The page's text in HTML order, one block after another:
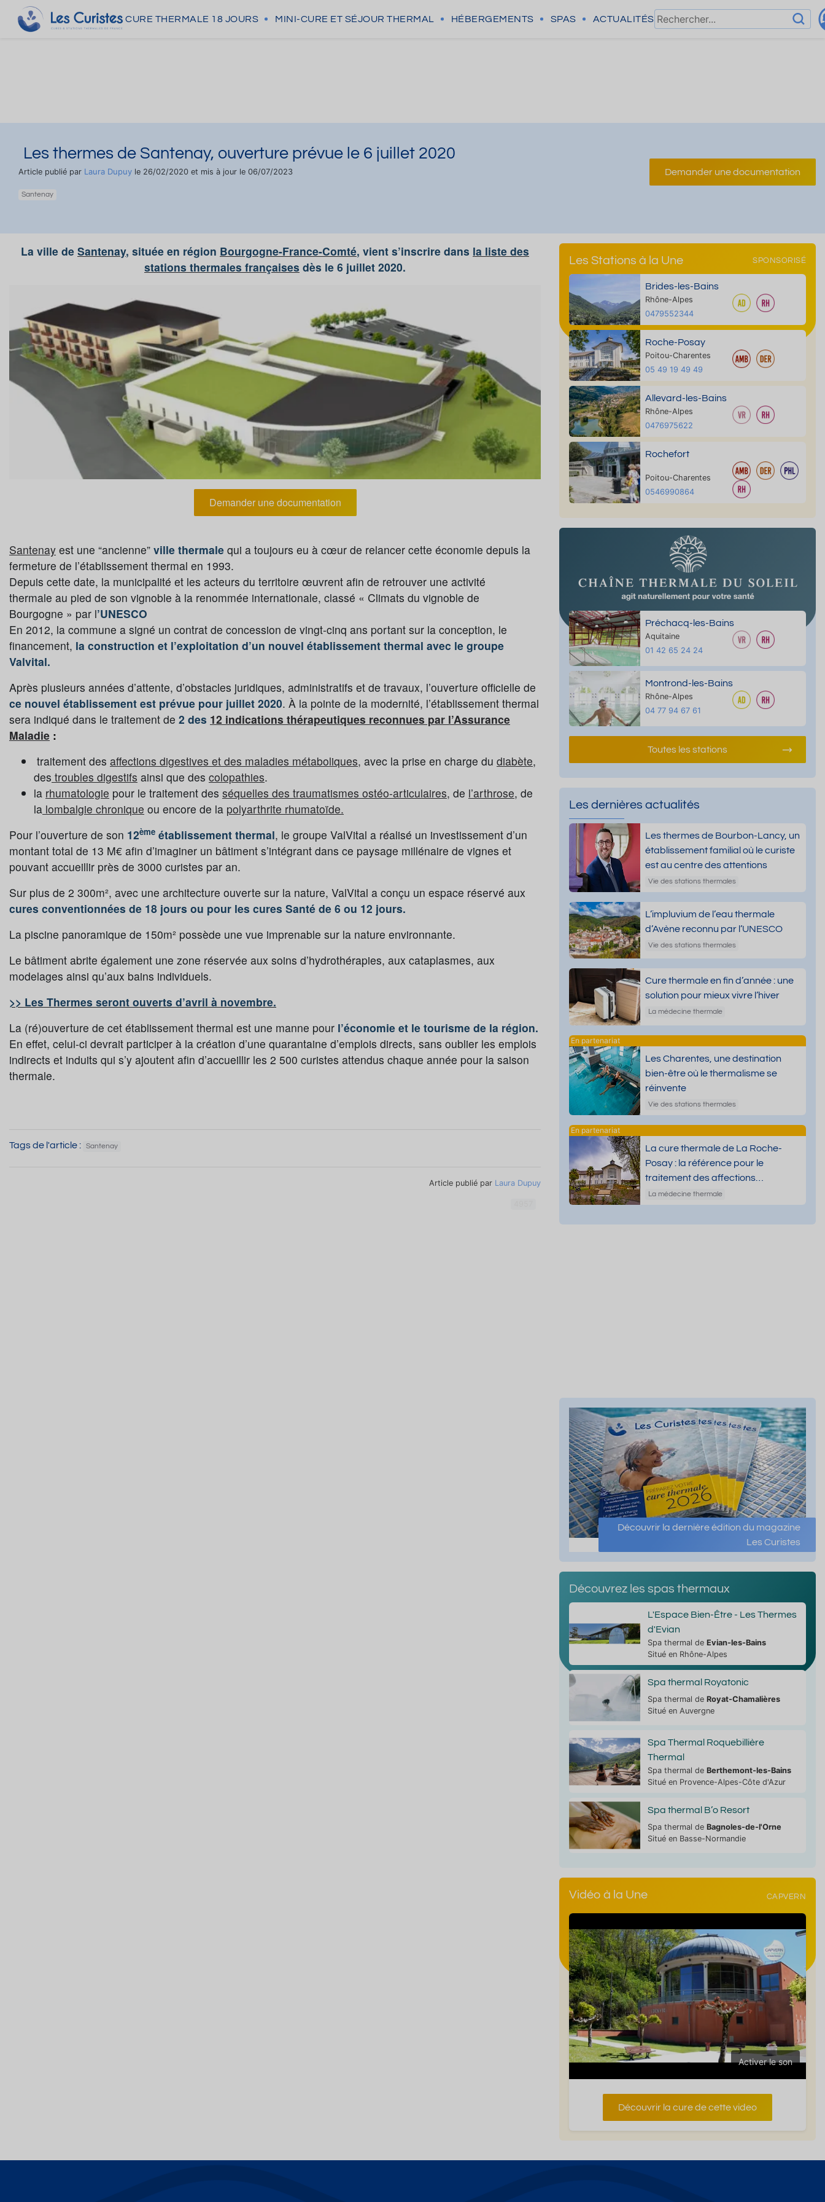
CURE THERMALE 18 JOURS MINI-CURE ET SÉJOUR THERMAL HÉBERGEMENTS SPAS ACTUALITÉS
Les thermes de Santenay, ouverture prévue le 6 juillet 2020
Article publié par Laura Dupuy le 26/02/2020 et mis à jour le 06/07/2023
Santenay
Demander une documentation
La ville de Santenay, située en région Bourgogne-France-Comté, vient s’inscrire dans la liste des
stations thermales françaises dès le 6 juillet 2020.
Demander une documentation
Santenay est une “ancienne” ville thermale qui a toujours eu à cœur de relancer cette économie depuis la
fermeture de l’établissement thermal en 1993.
Depuis cette date, la municipalité et les acteurs du territoire œuvrent afin de retrouver une activité
thermale au pied de son vignoble à la renommée internationale, classé « Climats du vignoble de
Bourgogne » par l’UNESCO
En 2012, la commune a signé un contrat de concession de vingt-cinq ans portant sur la conception, le
financement, la construction et l’exploitation d’un nouvel établissement thermal avec le groupe
Valvital.
Après plusieurs années d’attente, d’obstacles juridiques, administratifs et de travaux, l’ouverture officielle de
ce nouvel établissement est prévue pour juillet 2020. À la pointe de la modernité, l’établissement thermal
sera indiqué dans le traitement de 2 des 12 indications thérapeutiques reconnues par l’Assurance
Maladie :
traitement des affections digestives et des maladies métaboliques, avec la prise en charge du diabète,
des troubles digestifs ainsi que des colopathies.
la rhumatologie pour le traitement des séquelles des traumatismes ostéo-articulaires, de l’arthrose, de
la lombalgie chronique ou encore de la polyarthrite rhumatoïde.
Pour l’ouverture de son 12ème établissement thermal, le groupe ValVital a réalisé un investissement d’un
montant total de 13 M€ afin d’imaginer un bâtiment s’intégrant dans ce paysage millénaire de vignes et
pouvant accueillir près de 3000 curistes par an.
Sur plus de 2 300m², avec une architecture ouverte sur la nature, ValVital a conçu un espace réservé aux
cures conventionnées de 18 jours ou pour les cures Santé de 6 ou 12 jours.
La piscine panoramique de 150m² possède une vue imprenable sur la nature environnante.
Le bâtiment abrite également une zone réservée aux soins d’hydrothérapies, aux cataplasmes, aux
modelages ainsi qu’aux bains individuels.
>> Les Thermes seront ouverts d’avril à novembre.
La (ré)ouverture de cet établissement thermal est une manne pour l’économie et le tourisme de la région.
En effet, celui-ci devrait participer à la création d’une quarantaine d’emplois directs, sans oublier les emplois
indirects et induits qui s’y ajoutent afin d’accueillir les 2 500 curistes attendus chaque année pour la saison
thermale.
Tags de l'article : Santenay
Article publié par Laura Dupuy
Les Stations à la Une SPONSORISÉ
Brides-les-Bains
Rhône-Alpes
0479552344
Roche-Posay
Poitou-Charentes
05 49 19 49 49
Allevard-les-Bains
Rhône-Alpes
0476975622
Rochefort
Poitou-Charentes
0546990864
Préchacq-les-Bains
Aquitaine
01 42 65 24 24
Montrond-les-Bains
Rhône-Alpes
04 77 94 67 61
Toutes les stations
Les dernières actualités
Les thermes de Bourbon-Lancy, un
établissement familial où le curiste
est au centre des attentions
Vie des stations thermales
L’impluvium de l’eau thermale
d’Avène reconnu par l’UNESCO
Vie des stations thermales
Cure thermale en fin d’année : une
solution pour mieux vivre l’hiver
La médecine thermale
Les Charentes, une destination
bien-être où le thermalisme se
réinvente
Vie des stations thermales
La cure thermale de La Roche-
Posay : la référence pour le
traitement des affections
dermatologiques
La médecine thermale
Découvrir la dernière édition du magazine
Les Curistes
Découvrez les spas thermaux
L'Espace Bien-Être - Les Thermes
d'Evian
Spa thermal de Evian-les-Bains
Situé en Rhône-Alpes
Spa thermal Royatonic
Spa thermal de Royat-Chamalières
Situé en Auvergne
Spa Thermal Roquebillière
Thermal
Spa thermal de Berthemont-les-Bains
Situé en Provence-Alpes-Côte d'Azur
Spa thermal B’o Resort
Spa thermal de Bagnoles-de-l'Orne
Situé en Basse-Normandie
Vidéo à la Une CAPVERN
Activer le son
Découvrir la cure de cette video